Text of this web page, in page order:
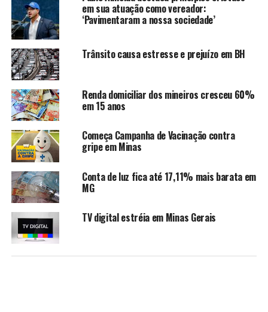
em sua atuação como vereador:
‘Pavimentaram a nossa sociedade’
Trânsito causa estresse e prejuízo em BH
Renda domiciliar dos mineiros cresceu 60%
em 15 anos
Começa Campanha de Vacinação contra
gripe em Minas
Conta de luz fica até 17,11% mais barata em
MG
TV digital estréia em Minas Gerais